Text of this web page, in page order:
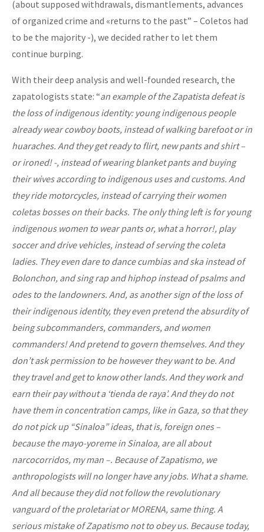
(about supposed withdrawals, dismantlements, advances
of organized crime and «returns to the past” – Coletos had
to be the majority -), we decided rather to let them
continue burping.
With their deep analysis and well-founded research, the
zapatologists state: “an example of the Zapatista defeat is
the loss of indigenous identity: young indigenous people
already wear cowboy boots, instead of walking barefoot or in
huaraches. And they get ready to flirt, new pants and shirt –
or ironed! -, instead of wearing blanket pants and buying
their wives according to indigenous uses and customs. And
they ride motorcycles, instead of carrying their women
coletas bosses on their backs. The only thing left is for young
indigenous women to wear pants or, what a horror!, play
soccer and drive vehicles, instead of serving the coleta
ladies. They even dare to dance cumbias and ska instead of
Bolonchon, and sing rap and hiphop instead of psalms and
odes to the landowners. And, as another sign of the loss of
their indigenous identity, they even pretend the absurdity of
being subcommanders, commanders, and women
commanders! And pretend to govern themselves. And they
don’t ask permission to be however they want to be. And
they travel and get to know other lands. And they work and
earn their pay without a ‘tienda de raya’. And they do not
have them in concentration camps, like in Gaza, so that they
do not pick up “Sinaloa” ideas, that is, foreign ones –
because the mayo-yoreme in Sinaloa, are all about
narcocorridos, my man –. Because of Zapatismo, we
anthropologists will no longer have any jobs. What a shame.
And all because they did not follow the revolutionary
vanguard of the proletariat or MORENA, same thing. A
serious mistake of Zapatismo not to obey us. Because today,